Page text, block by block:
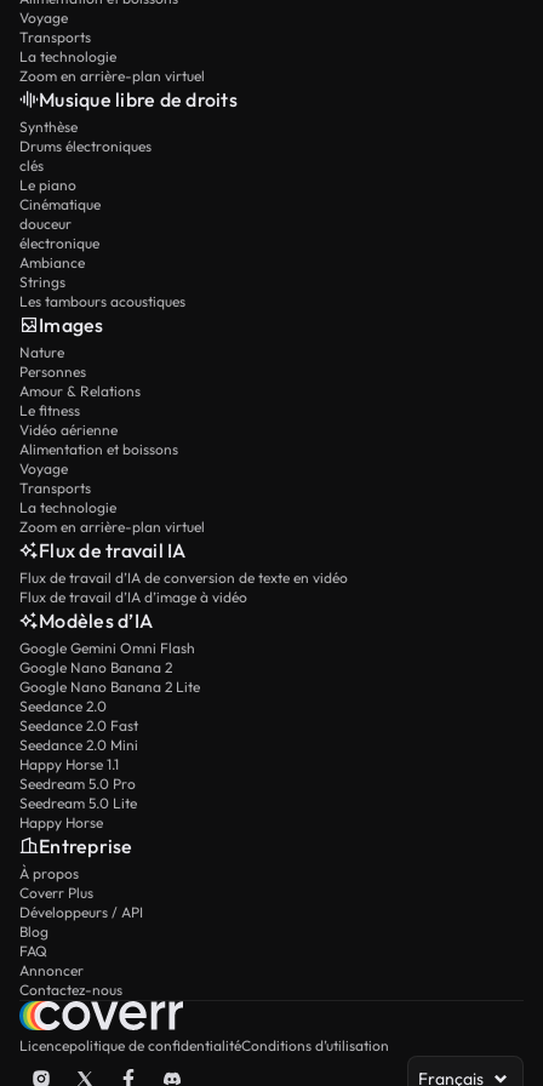
Voyage
Transports
La technologie
Zoom en arrière-plan virtuel
Musique libre de droits
Synthèse
Drums électroniques
clés
Le piano
Cinématique
douceur
électronique
Ambiance
Strings
Les tambours acoustiques
Images
Nature
Personnes
Amour & Relations
Le fitness
Vidéo aérienne
Alimentation et boissons
Voyage
Transports
La technologie
Zoom en arrière-plan virtuel
Flux de travail IA
Flux de travail d’IA de conversion de texte en vidéo
Flux de travail d’IA d’image à vidéo
Modèles d’IA
Google Gemini Omni Flash
Google Nano Banana 2
Google Nano Banana 2 Lite
Seedance 2.0
Seedance 2.0 Fast
Seedance 2.0 Mini
Happy Horse 1.1
Seedream 5.0 Pro
Seedream 5.0 Lite
Happy Horse
Entreprise
À propos
Coverr Plus
Développeurs / API
Blog
FAQ
Annoncer
Contactez-nous
Licencepolitique de confidentialitéConditions d’utilisation
Français